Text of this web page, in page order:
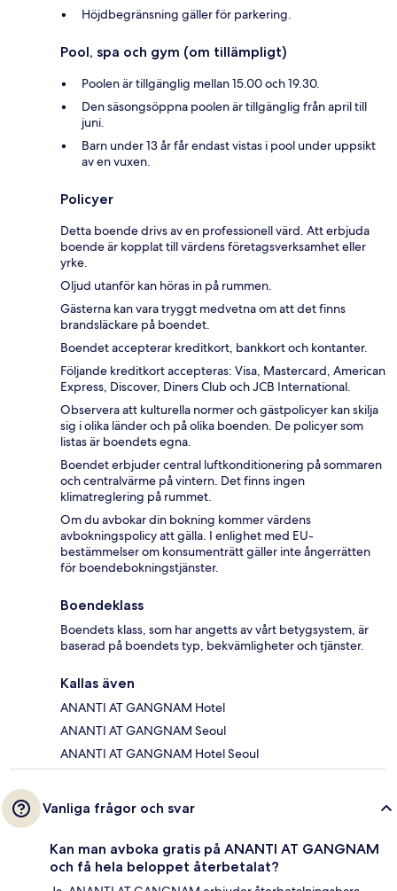
Höjdbegränsning gäller för parkering.
Pool, spa och gym (om tillämpligt)
Poolen är tillgänglig mellan 15.00 och 19.30.
Den säsongsöppna poolen är tillgänglig från april till
juni.
Barn under 13 år får endast vistas i pool under uppsikt
av en vuxen.
Policyer
Detta boende drivs av en professionell värd. Att erbjuda
boende är kopplat till värdens företagsverksamhet eller
yrke.
Oljud utanför kan höras in på rummen.
Gästerna kan vara tryggt medvetna om att det finns
brandsläckare på boendet.
Boendet accepterar kreditkort, bankkort och kontanter.
Följande kreditkort accepteras: Visa, Mastercard, American
Express, Discover, Diners Club och JCB International.
Observera att kulturella normer och gästpolicyer kan skilja
sig i olika länder och på olika boenden. De policyer som
listas är boendets egna.
Boendet erbjuder central luftkonditionering på sommaren
och centralvärme på vintern. Det finns ingen
klimatreglering på rummet.
Om du avbokar din bokning kommer värdens
avbokningspolicy att gälla. I enlighet med EU-
bestämmelser om konsumenträtt gäller inte ångerrätten
för boendebokningstjänster.
Boendeklass
Boendets klass, som har angetts av vårt betygsystem, är
baserad på boendets typ, bekvämligheter och tjänster.
Kallas även
ANANTI AT GANGNAM Hotel
ANANTI AT GANGNAM Seoul
ANANTI AT GANGNAM Hotel Seoul
Vanliga frågor och svar
Kan man avboka gratis på ANANTI AT GANGNAM
och få hela beloppet återbetalat?